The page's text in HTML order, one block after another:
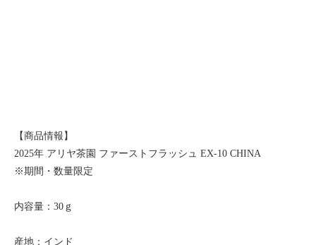
【商品情報】
2025年 アリヤ茶園 ファーストフラッシュ EX-10 CHINA
※期間・数量限定
内容量：30ｇ
産地：インド